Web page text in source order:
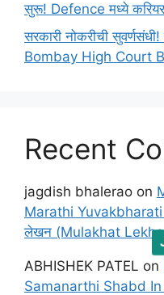
सुरू! Defence मध्ये
सरकारी नोकरीची
Bombay High Court
Recent
jagdish bhalerao on
Marathi
लेखन (Mulakhat
ABHISHEK PATEL on
Samanarthi Shabd